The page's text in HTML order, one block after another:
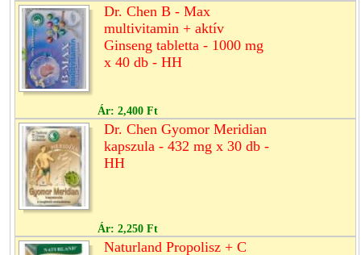
Dr. Chen B - Max
multivitamin + aktív
Ginseng tabletta - 1000 mg
x 40 db - HH
Ár: 2,400 Ft
Dr. Chen Gyomor Meridian
kapszula - 432 mg x 30 db -
HH
Ár: 2,250 Ft
Naturland Propolisz + C